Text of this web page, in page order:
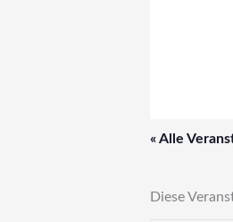
« Alle
Diese